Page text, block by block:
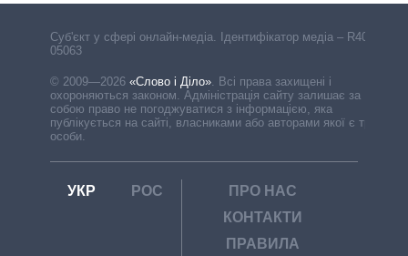
Cуб'єкт у сфері онлайн-медіа. Ідентифікатор медіа – R40-
05063
© 2009—2026 «Слово і Діло». Всі права захищені і
охороняються законом. Адміністрація сайту залишає за
собою право не погоджуватися з інформацією, яка
публікується на сайті, власниками або авторами якої є треті
особи.
УКР РОС
ПРО НАС
КОНТАКТИ
ПРАВИЛА